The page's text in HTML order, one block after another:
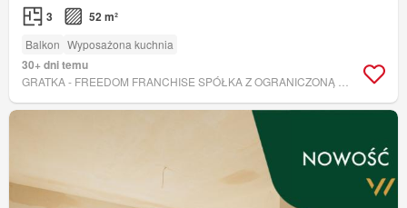
3 52 m²
Balkon Wyposażona kuchnia
30+ dni temu